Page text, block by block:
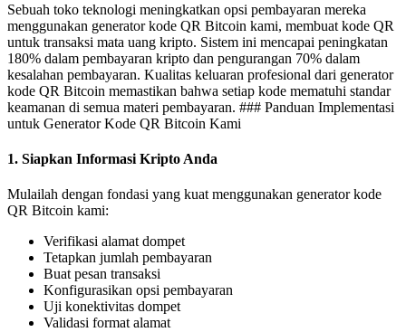
Sebuah toko teknologi meningkatkan opsi pembayaran mereka
menggunakan generator kode QR Bitcoin kami, membuat kode QR
untuk transaksi mata uang kripto. Sistem ini mencapai peningkatan
180% dalam pembayaran kripto dan pengurangan 70% dalam
kesalahan pembayaran. Kualitas keluaran profesional dari generator
kode QR Bitcoin memastikan bahwa setiap kode mematuhi standar
keamanan di semua materi pembayaran. ### Panduan Implementasi
untuk Generator Kode QR Bitcoin Kami
1. Siapkan Informasi Kripto Anda
Mulailah dengan fondasi yang kuat menggunakan generator kode
QR Bitcoin kami:
Verifikasi alamat dompet
Tetapkan jumlah pembayaran
Buat pesan transaksi
Konfigurasikan opsi pembayaran
Uji konektivitas dompet
Validasi format alamat